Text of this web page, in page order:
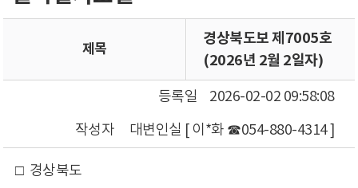
제목
경상북도보 제7005호
(2026년 2월 2일자)
등록일
2026-02-02 09:58:08
작성자
대변인실 [ 이*화 ☎054-880-4314 ]
□ 경상북도